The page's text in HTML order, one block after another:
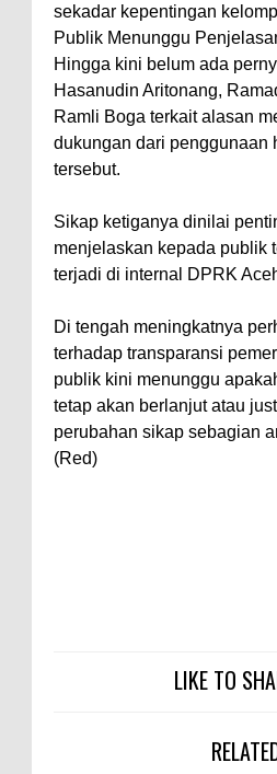
sekadar kepentingan
Publik Menunggu
Hingga kini belum ada
Hasanudin Aritonang,
Ramli Boga terkait alasan
dukungan dari penggunaan
tersebut.
Sikap ketiganya dinilai
menjelaskan kepada publik
terjadi di internal DPRK
Di tengah meningkatnya
terhadap transparansi
publik kini menunggu
tetap akan berlanjut atau
perubahan sikap sebagian
(Red)
LIKE TO